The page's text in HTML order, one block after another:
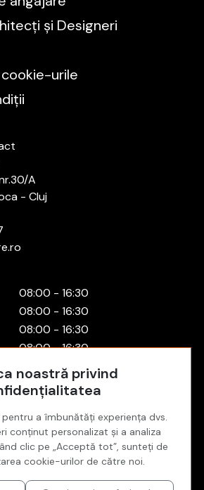
și Designeri
urile
A
- Cluj
08:00 - 16:30
08:00 - 16:30
08:00 - 16:30
08:00 - 16:30
08:00 - 16:30
Închis
Închis
noastră privind
a îmbunătăți experiența dvs.
conținut personalizat și a analiza
clic pe „Acceptă tot”, sunteți de
cookie-urilor de către noi.